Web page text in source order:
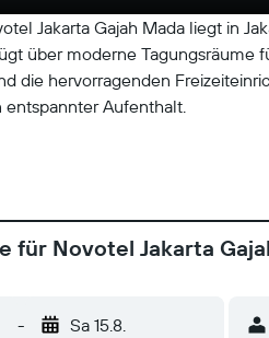
Jakarta Gajah Mada liegt in
über moderne Tagungsräume
die hervorragenden
Aufenthalt.
für Novotel Jakarta
- Sa 15.8.